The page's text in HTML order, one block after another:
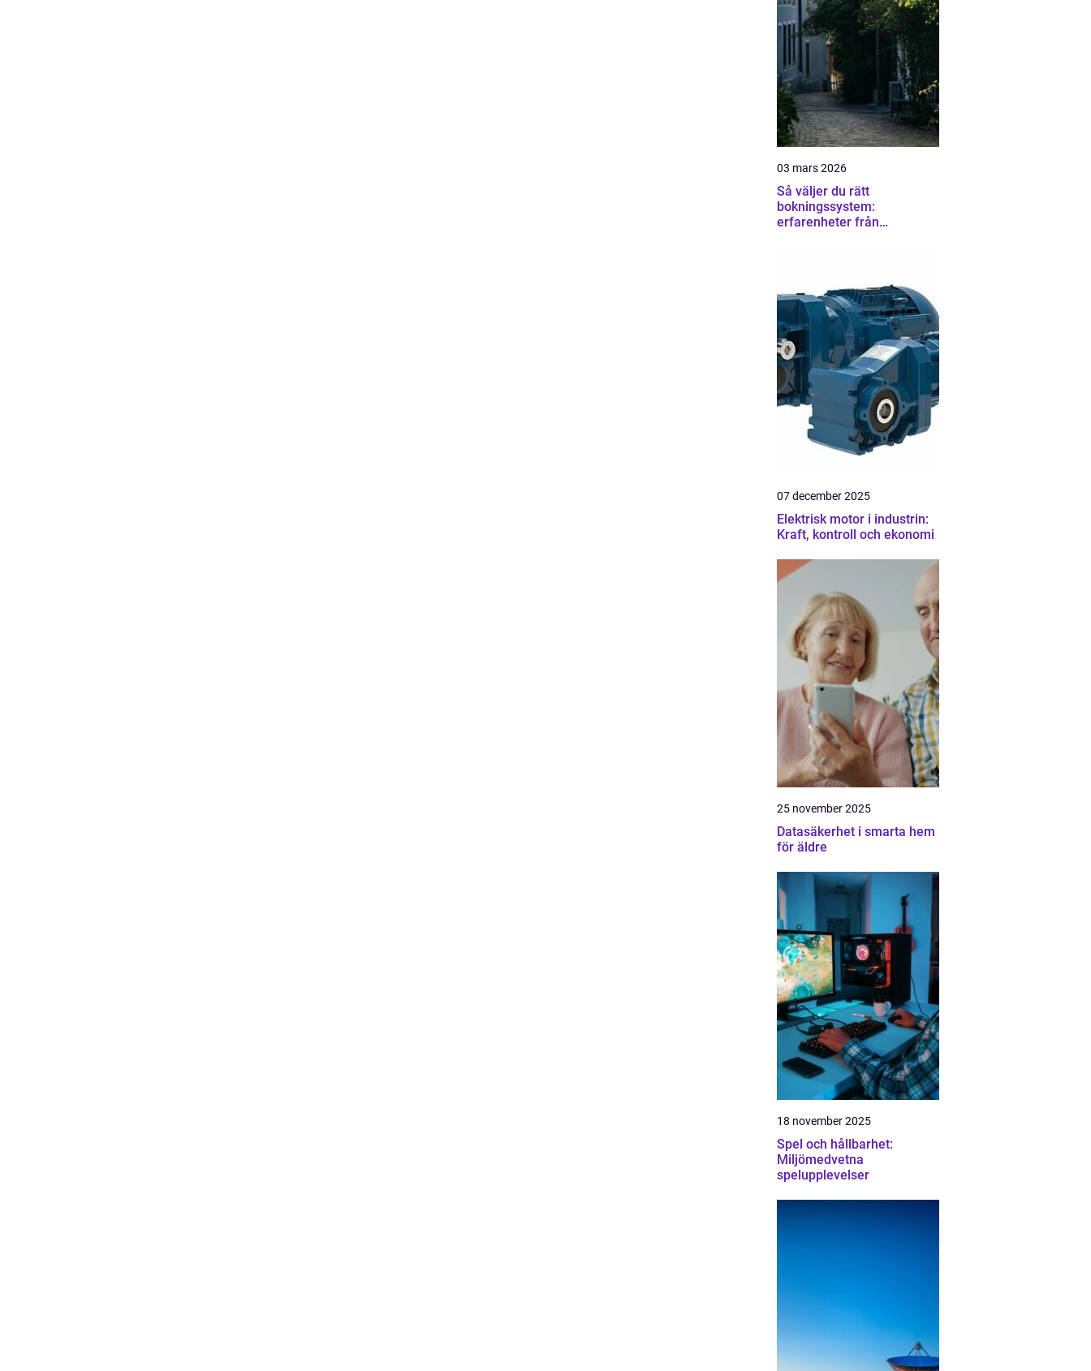
03 mars 2026
Så väljer du rätt
bokningssystem:
erfarenheter från
07 december 2025
Elektrisk motor i industrin:
Kraft, kontroll och ekonomi
25 november 2025
Datasäkerhet i smarta hem
för äldre
18 november 2025
Spel och hållbarhet:
Miljömedvetna
spelupplevelser